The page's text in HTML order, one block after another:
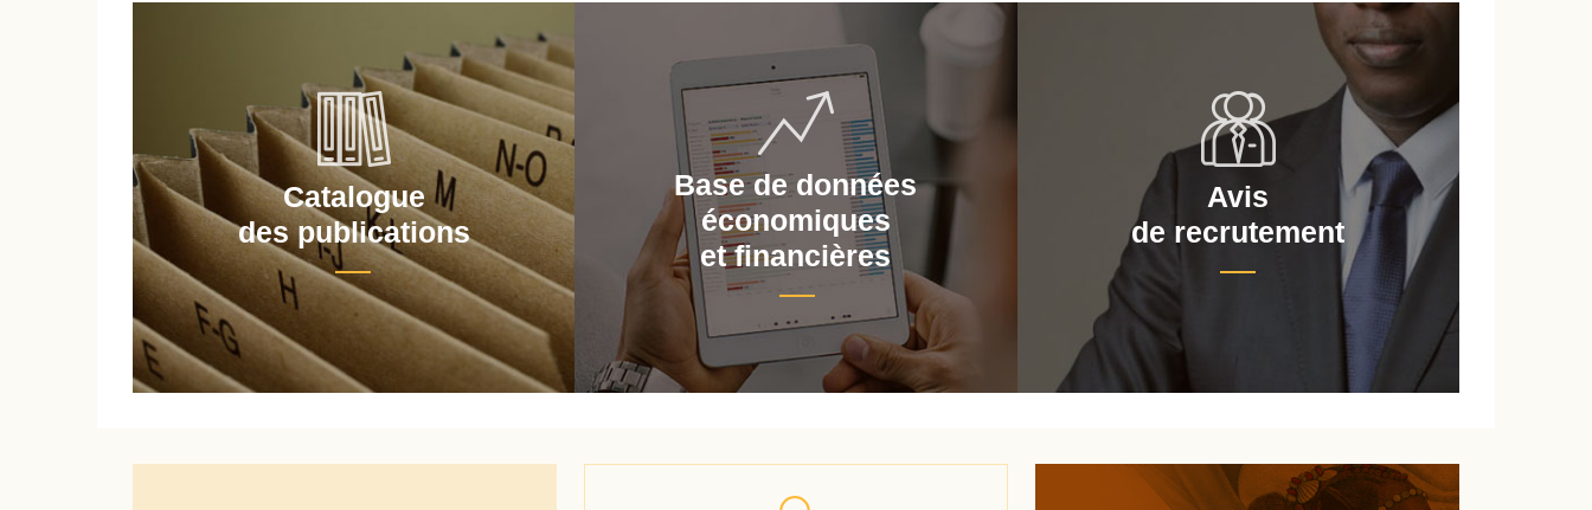
Catalogue
des publications
Base de données
économiques
et financières
Avis
de recrutement